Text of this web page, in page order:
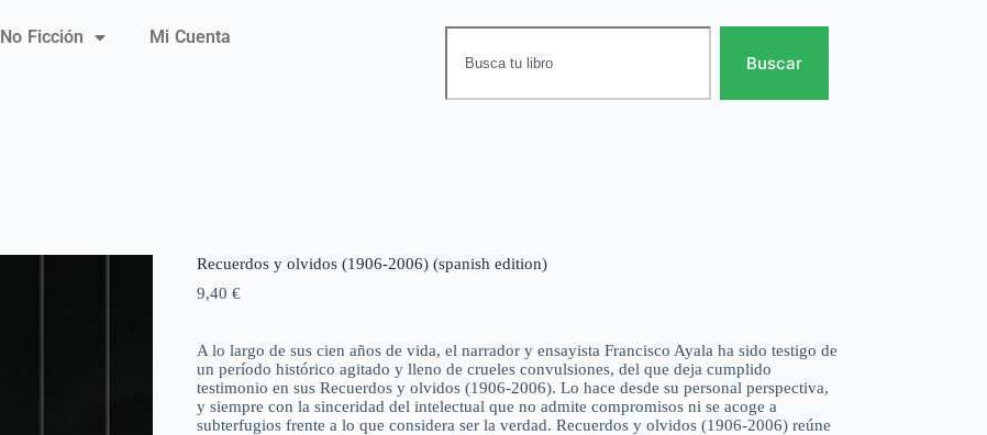
No Ficción Mi Cuenta
Buscar
Recuerdos y olvidos (1906-2006) (spanish edition)
9,40 €
A lo largo de sus cien años de vida, el narrador y ensayista Francisco Ayala ha sido testigo de
un período histórico agitado y lleno de crueles convulsiones, del que deja cumplido
testimonio en sus Recuerdos y olvidos (1906-2006). Lo hace desde su personal perspectiva,
y siempre con la sinceridad del intelectual que no admite compromisos ni se acoge a
subterfugios frente a lo que considera ser la verdad. Recuerdos y olvidos (1906-2006) reúne